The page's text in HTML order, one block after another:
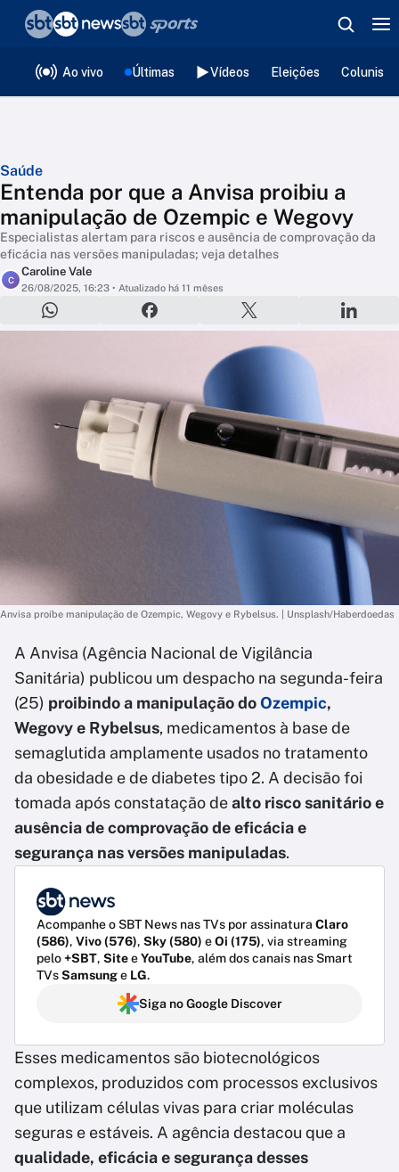
Ao vivo Últimas Vídeos Eleições
Saúde
Entenda por que a Anvisa proibiu a
manipulação de Ozempic e Wegovy
Especialistas alertam para riscos e ausência de comprovação da
eficácia nas versões manipuladas; veja detalhes
C
Caroline Vale
26/08/2025, 16:23 • Atualizado há 11 mêses
Anvisa proíbe manipulação de Ozempic, Wegovy e Rybelsus. | Unsplash/Haberdoedas
A Anvisa (Agência Nacional de Vigilância
Sanitária) publicou um despacho na segunda-feira
(25) proibindo a manipulação doOzempic,
Wegovy e Rybelsus, medicamentos à base de
semaglutida amplamente usados no tratamento
da obesidade e de diabetes tipo 2. A decisão foi
tomada após constatação dealto risco sanitário e
ausência de comprovação de eficácia e
segurança nas versões manipuladas.
Acompanhe o SBT News nas TVs por assinatura Claro
(586), Vivo (576), Sky (580) eOi (175), via streaming
pelo+SBT, SiteeYouTube, além dos canais nas Smart
TVsSamsunge LG.
Siga no Google Discover
Esses medicamentos são biotecnológicos
complexos, produzidos com processos exclusivos
que utilizam células vivas para criar moléculas
seguras e estáveis. A agência destacou que a
qualidade, eficácia e segurança desses
❮voltar
Editorias